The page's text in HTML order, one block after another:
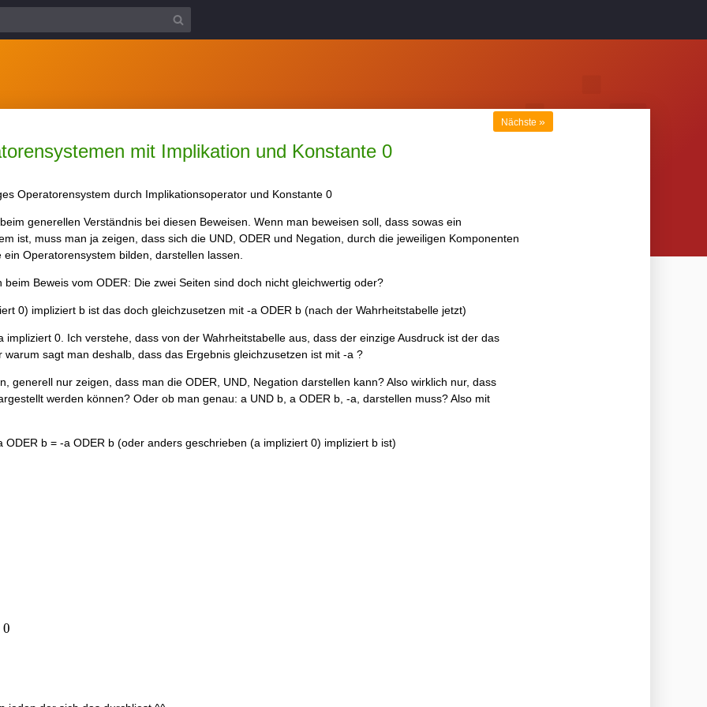
mit Implikation und Konstante 0
Nächste »
Operatorensystem durch Implikationsoperator und Konstante 0
generellen Verständnis bei diesen Beweisen. Wenn man beweisen soll, dass sowas ein
ist, muss man ja zeigen, dass sich die UND, ODER und Negation, durch die jeweiligen Komponenten
Operatorensystem bilden, darstellen lassen.
Beweis vom ODER: Die zwei Seiten sind doch nicht gleichwertig oder?
0) impliziert b ist das doch gleichzusetzen mit -a ODER b (nach der Wahrheitstabelle jetzt)
impliziert 0. Ich verstehe, dass von der Wahrheitstabelle aus, dass der einzige Ausdruck ist der das
warum sagt man deshalb, dass das Ergebnis gleichzusetzen ist mit -a ?
generell nur zeigen, dass man die ODER, UND, Negation darstellen kann? Also wirklich nur, dass
werden können? Oder ob man genau: a UND b, a ODER b, -a, darstellen muss? Also mit
ODER b = -a ODER b (oder anders geschrieben (a impliziert 0) impliziert b ist)
0